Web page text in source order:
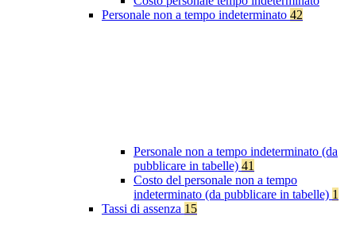
Personale non a tempo indeterminato 42
Personale non a tempo indeterminato (da
pubblicare in tabelle) 41
Costo del personale non a tempo
indeterminato (da pubblicare in tabelle) 1
Tassi di assenza 15